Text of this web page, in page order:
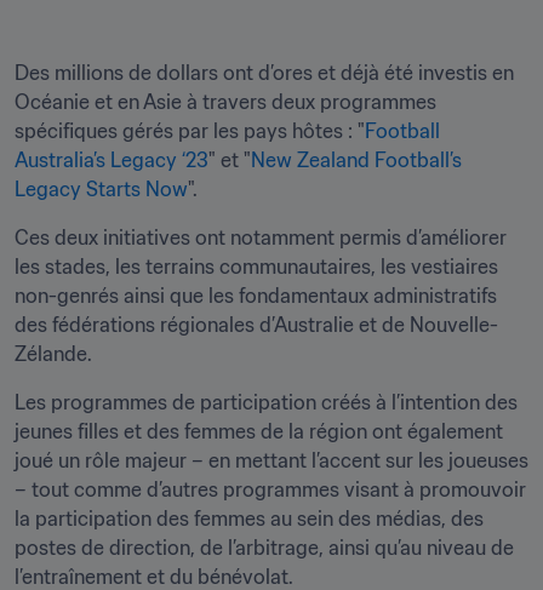
Des millions de dollars ont d’ores et déjà été investis en
Océanie et en Asie à travers deux programmes
spécifiques gérés par les pays hôtes : " Football
Australia’s Legacy ‘23" et " New Zealand Football’s
Legacy Starts Now".
Ces deux initiatives ont notamment permis d’améliorer
les stades, les terrains communautaires, les vestiaires
non-genrés ainsi que les fondamentaux administratifs
des fédérations régionales d’Australie et de Nouvelle-
Zélande.
Les programmes de participation créés à l’intention des
jeunes filles et des femmes de la région ont également
joué un rôle majeur – en mettant l’accent sur les joueuses
– tout comme d’autres programmes visant à promouvoir
la participation des femmes au sein des médias, des
postes de direction, de l’arbitrage, ainsi qu’au niveau de
l’entraînement et du bénévolat.